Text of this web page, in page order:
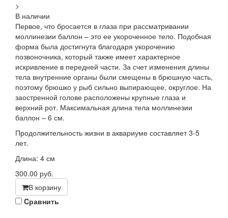
>
В наличии
Первое, что бросается в глаза при рассматривании
моллинезии баллон – это ее укороченное тело. Подобная
форма была достигнута благодаря укорочению
позвоночника, который также имеет характерное
искривление в передней части. За счет изменения длины
тела внутренние органы были смещены в брюшную часть,
поэтому брюшко у рыб сильно выпирающее, округлое. На
заостренной голове расположены крупные глаза и
верхний рот. Максимальная длина тела моллинезии
баллон – 6 см.
Продолжительность жизни в аквариуме составляет 3-5
лет.
Длина: 4 см
300.00 руб.
В корзину
Cравнить